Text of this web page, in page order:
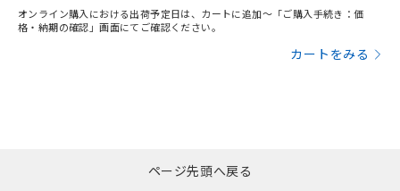
オンライン購入における出荷予定日は、カートに追加～「ご購入手続き：価
格・納期の確認」画面にてご確認ください。
カートをみる
ページ先頭へ戻る